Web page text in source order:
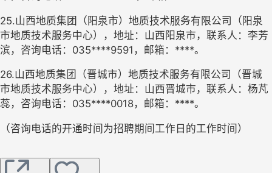
25.山西地质集团（阳泉市）地质技术服务有限公司（阳泉
市地质技术服务中心），地址：山西阳泉市，联系人：李芳
滨，咨询电话：035****9591，邮箱：****。
26.山西地质集团（晋城市）地质技术服务有限公司（晋城
市地质技术服务中心），地址：山西晋城市，联系人：杨芃
蕊，咨询电话：035****0018，邮箱：****。
（咨询电话的开通时间为招聘期间工作日的工作时间）